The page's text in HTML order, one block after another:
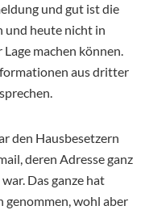
und gut ist die
und heute nicht in
machen können.
aus dritter
den Hausbesetzern
deren Adresse ganz
Das ganze hat
genommen, wohl aber